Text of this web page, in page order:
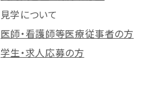
見学について
医師・看護師等医療従事者の方
学生・求人応募の方